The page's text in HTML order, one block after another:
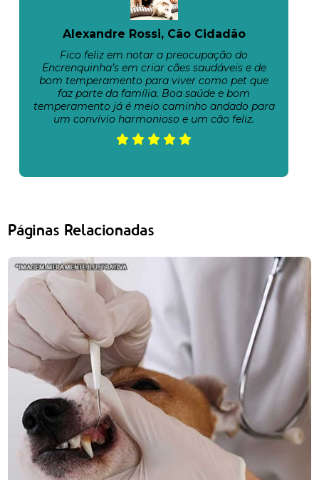
Alexandre Rossi, Cão Cidadão
Fico feliz em notar a preocupação do
Encrenquinha’s em criar cães saudáveis e de
bom temperamento para viver como pet que
faz parte da família. Boa saúde e bom
temperamento já é meio caminho andado para
um convívio harmonioso e um cão feliz.
Páginas Relacionadas